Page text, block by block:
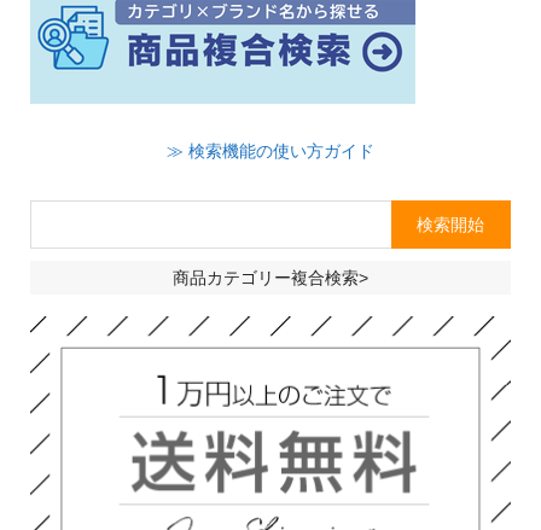
≫ 検索機能の使い方ガイド
商品カテゴリー複合検索>